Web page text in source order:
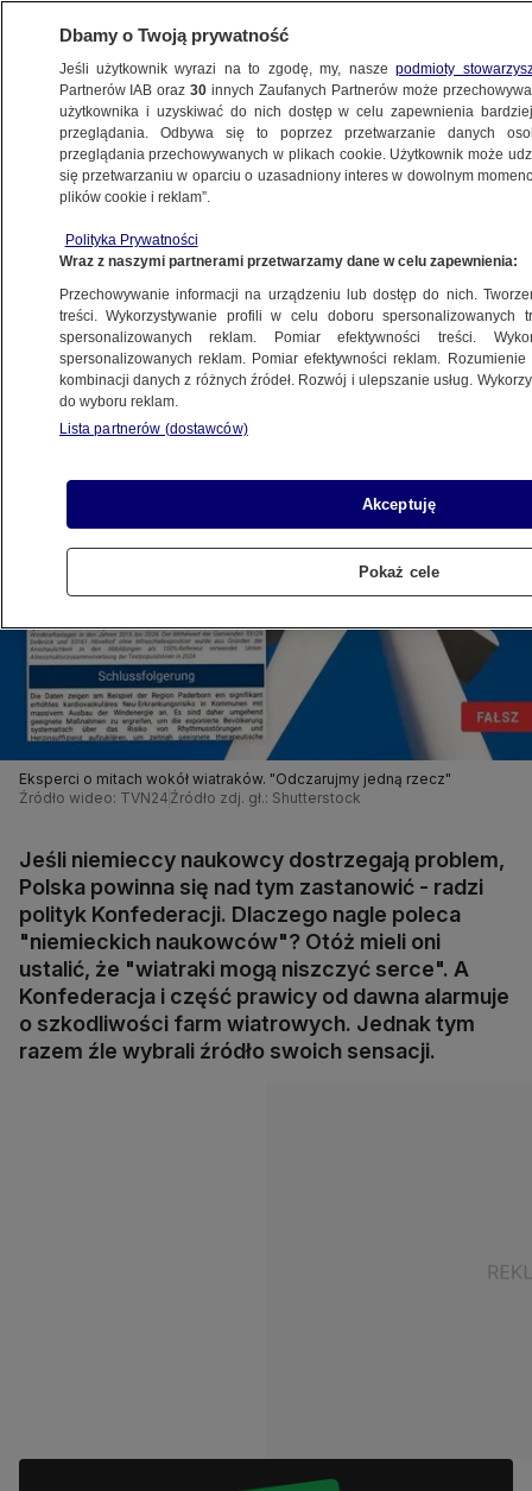
KONKRET24
FAŁSZ
"niemieckie badania", których nie ma
Michał Istel
15.05.2026, 11:50
Posłuchaj artykułu
Czyta lektor AI
Eksperci o mitach wokół wiatraków. "Odczarujmy jedną rzecz"
Źródło wideo: TVN24 Źródło zdj. gł.: Shutterstock
Jeśli niemieccy naukowcy dostrzegają problem,
Polska powinna się nad tym zastanowić - radzi
polityk Konfederacji. Dlaczego nagle poleca
"niemieckich naukowców"? Otóż mieli oni
ustalić, że "wiatraki mogą niszczyć serce". A
Konfederacja i część prawicy od dawna alarmuje
o szkodliwości farm wiatrowych. Jednak tym
razem źle wybrali źródło swoich sensacji.
Dbamy o Twoją prywatność
Jeśli użytkownik wyrazi na to zgodę, my, naszepodmioty
Partnerów IAB oraz30 innych Zaufanych Partnerów może
użytkownika i uzyskiwać do nich dostęp w celu zapewnienia
przeglądania. Odbywa się to poprzez przetwarzanie danych
przeglądania przechowywanych w plikach cookie. Użytkownik może
się przetwarzaniu w oparciu o uzasadniony interes w dowolnym
plików cookie i reklam”.
Polityka Prywatności
Wraz z naszymi partnerami przetwarzamy dane w celu zapewnienia:
Przechowywanie informacji na urządzeniu lub dostęp do nich.
treści. Wykorzystywanie profili w celu doboru spersonalizowanych
spersonalizowanych reklam. Pomiar efektywności treści.
spersonalizowanych reklam. Pomiar efektywności reklam.
kombinacji danych z różnych źródeł. Rozwój i ulepszanie usług.
do wyboru reklam.
Lista partnerów (dostawców)
Akceptuję
Pokaż cele